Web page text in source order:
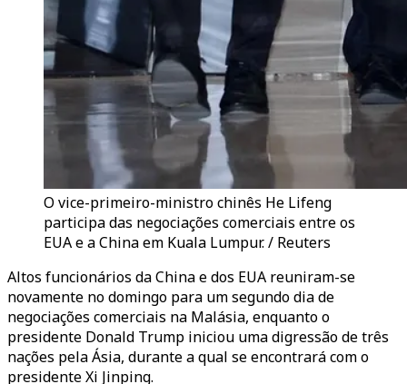
O vice-primeiro-ministro chinês He Lifeng
participa das negociações comerciais entre os
EUA e a China em Kuala Lumpur. / Reuters
Altos funcionários da China e dos EUA reuniram-se
novamente no domingo para um segundo dia de
negociações comerciais na Malásia, enquanto o
presidente Donald Trump iniciou uma digressão de três
nações pela Ásia, durante a qual se encontrará com o
presidente Xi Jinping.